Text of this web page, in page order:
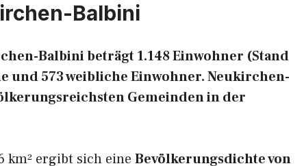
Balbini
Balbini beträgt 1.148 Einwohner (Stand
und 573 weibliche Einwohner. Neukirchen-
Gemeinden in der
km² ergibt sich eine Bevölkerungsdichte von